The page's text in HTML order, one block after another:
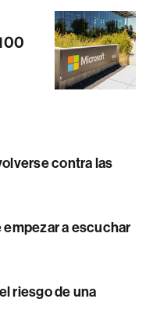
contra las
empezar a escuchar
riesgo de una